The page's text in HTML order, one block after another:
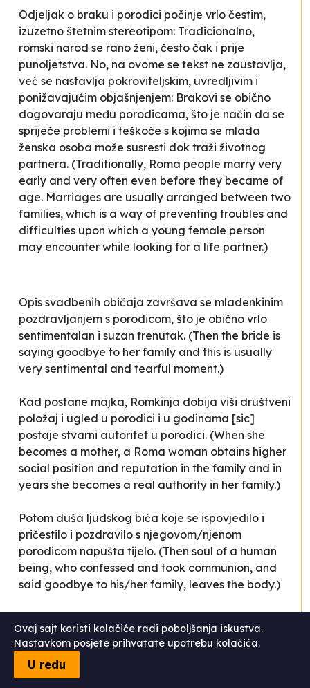
Odjeljak o braku i porodici počinje vrlo čestim,
izuzetno štetnim stereotipom: Tradicionalno,
romski narod se rano ženi, često čak i prije
punoljetstva. No, na ovome se tekst ne zaustavlja,
već se nastavlja pokroviteljskim, uvredljivim i
ponižavajućim objašnjenjem: Brakovi se obično
dogovaraju među porodicama, što je način da se
spriječe problemi i teškoće s kojima se mlada
ženska osoba može susresti dok traži životnog
partnera. (Traditionally, Roma people marry very
early and very often even before they became of
age. Marriages are usually arranged between two
families, which is a way of preventing troubles and
difficulties upon which a young female person
may encounter while looking for a life partner.)
Opis svadbenih običaja završava se mladenkinim
pozdravljanjem s porodicom, što je obično vrlo
sentimentalan i suzan trenutak. (Then the bride is
saying goodbye to her family and this is usually
very sentimental and tearful moment.)
Kad postane majka, Romkinja dobija viši društveni
položaj i ugled u porodici i u godinama [sic]
postaje stvarni autoritet u porodici. (When she
becomes a mother, a Roma woman obtains higher
social position and reputation in the family and in
years she becomes a real authority in her family.)
Potom duša ljudskog bića koje se ispovjedilo i
pričestilo i pozdravilo s njegovom/njenom
porodicom napušta tijelo. (Then soul of a human
being, who confessed and took communion, and
said goodbye to his/her family, leaves the body.)
Na isti način se nastavlja:Porodicaprodaje
djevojku mladoženji i cijena zavisi od njene
ljepote, moralne čistote i bogatstva njene
porodice. Cijena se izražava u zlatu i novcu, kao
Ovaj sajt koristi kolačiće radi poboljšanja iskustva.
Nastavkom posjete prihvatate upotrebu kolačića.
U redu